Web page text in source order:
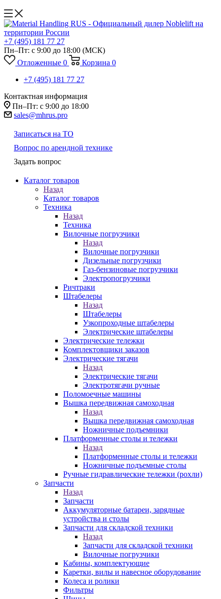
+7 (495) 181 77 27
Пн–Пт: с 9:00 до 18:00 (МСК)
Отложенные 0 Корзина 0
+7 (495) 181 77 27
Контактная информация
Пн–Пт: с 9:00 до 18:00
sales@mhrus.pro
Записаться на ТО
Вопрос по арендной технике
Задать вопрос
Каталог товаров
Назад
Каталог товаров
Техника
Назад
Техника
Вилочные погрузчики
Назад
Вилочные погрузчики
Дизельные погрузчики
Газ-бензиновые погрузчики
Электропогрузчики
Ричтраки
Штабелеры
Назад
Штабелеры
Узкопроходные штабелеры
Электрические штабелеры
Электрические тележки
Комплектовщики заказов
Электрические тягачи
Назад
Электрические тягачи
Электротягачи ручные
Поломоечные машины
Вышка передвижная самоходная
Назад
Вышка передвижная самоходная
Ножничные подъемники
Платформенные столы и тележки
Назад
Платформенные столы и тележки
Ножничные подъемные столы
Ручные гидравлические тележки (рохли)
Запчасти
Назад
Запчасти
Аккумуляторные батареи, зарядные
устройства и столы
Запчасти для складской техники
Назад
Запчасти для складской техники
Вилочные погрузчики
Кабины, комплектующие
Каретки, вилы и навесное оборудование
Колеса и ролики
Фильтры